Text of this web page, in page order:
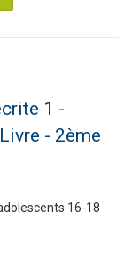
1 -
- 2ème
16-18